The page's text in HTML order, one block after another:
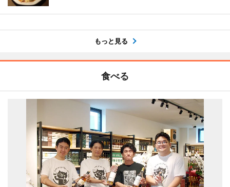
もっと見る
食べる